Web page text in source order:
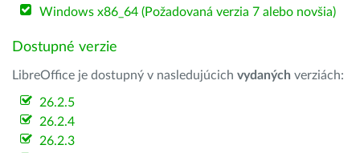
Windows x86_64 (Požadovaná verzia 7 alebo novšia)
Dostupné verzie
LibreOffice je dostupný v nasledujúcich vydaných verziách:
26.2.5
26.2.4
26.2.3